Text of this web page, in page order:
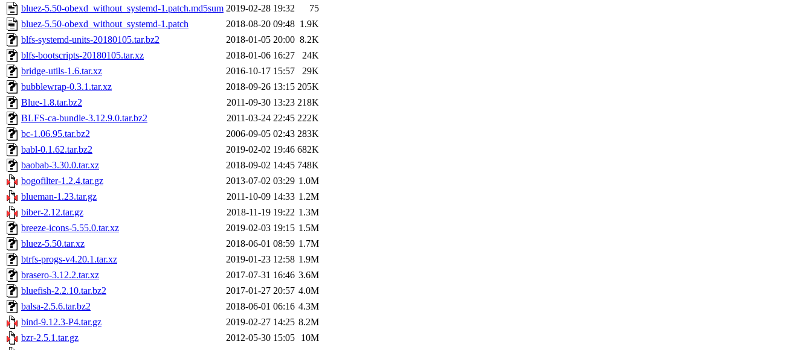
bluez-5.50-obexd_without_systemd-1.patch.md5sum 2019-02-28 19:32
75
bluez-5.50-obexd_without_systemd-1.patch
2018-08-20 09:48 1.9K
blfs-systemd-units-20180105.tar.bz2
2018-01-05 20:00 8.2K
blfs-bootscripts-20180105.tar.xz
2018-01-06 16:27
24K
bridge-utils-1.6.tar.xz
2016-10-17 15:57
29K
bubblewrap-0.3.1.tar.xz
2018-09-26 13:15 205K
Blue-1.8.tar.bz2
2011-09-30 13:23 218K
BLFS-ca-bundle-3.12.9.0.tar.bz2
2011-03-24 22:45 222K
bc-1.06.95.tar.bz2
2006-09-05 02:43 283K
babl-0.1.62.tar.bz2
2019-02-02 19:46 682K
baobab-3.30.0.tar.xz
2018-09-02 14:45 748K
bogofilter-1.2.4.tar.gz
2013-07-02 03:29 1.0M
blueman-1.23.tar.gz
2011-10-09 14:33 1.2M
biber-2.12.tar.gz
2018-11-19 19:22 1.3M
breeze-icons-5.55.0.tar.xz
2019-02-03 19:15 1.5M
bluez-5.50.tar.xz
2018-06-01 08:59 1.7M
btrfs-progs-v4.20.1.tar.xz
2019-01-23 12:58 1.9M
brasero-3.12.2.tar.xz
2017-07-31 16:46 3.6M
bluefish-2.2.10.tar.bz2
2017-01-27 20:57 4.0M
balsa-2.5.6.tar.bz2
2018-06-01 06:16 4.3M
bind-9.12.3-P4.tar.gz
2019-02-27 14:25 8.2M
bzr-2.5.1.tar.gz
2012-05-30 15:05
10M